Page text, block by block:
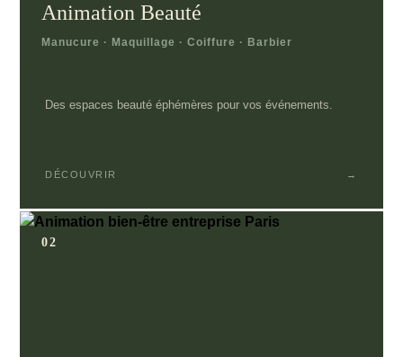
Animation Beauté
Manucure · Maquillage · Coiffure · Barbier
Des espaces beauté éphémères pour vos événements.
DÉCOUVRIR →
02